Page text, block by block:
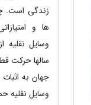
زندگی است.
ها و
وسایل نقلیه
سالها حرکت
جهان به
وسایل نقلیه